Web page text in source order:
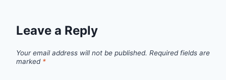
Leave a Reply
Your email address will not be published. Required fields are
marked *